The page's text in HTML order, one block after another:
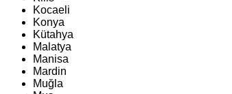
Kocaeli
Konya
Kütahya
Malatya
Manisa
Mardin
Muğla